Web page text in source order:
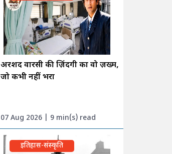
अरशद वारसी की ज़िंदगी का वो ज़ख्म,
जो कभी नहीं भरा
07 Aug 2026 | 9 min(s) read
इतिहास-संस्कृति